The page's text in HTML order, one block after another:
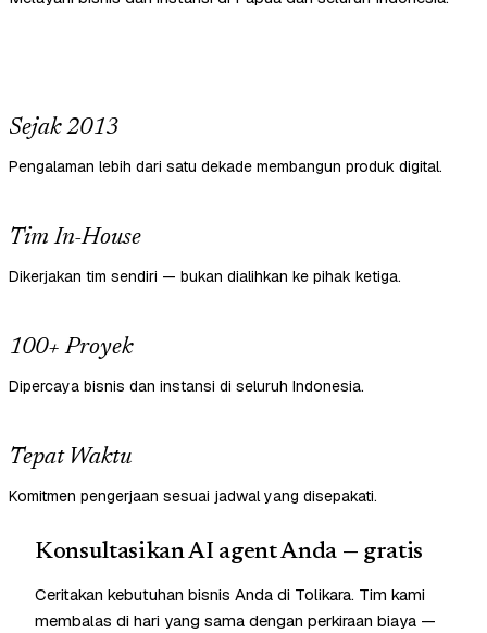
Sejak 2013
Pengalaman lebih dari satu dekade membangun produk digital.
Tim In-House
Dikerjakan tim sendiri — bukan dialihkan ke pihak ketiga.
100+ Proyek
Dipercaya bisnis dan instansi di seluruh Indonesia.
Tepat Waktu
Komitmen pengerjaan sesuai jadwal yang disepakati.
Konsultasikan AI agent Anda — gratis
Ceritakan kebutuhan bisnis Anda di Tolikara. Tim kami
membalas di hari yang sama dengan perkiraan biaya —